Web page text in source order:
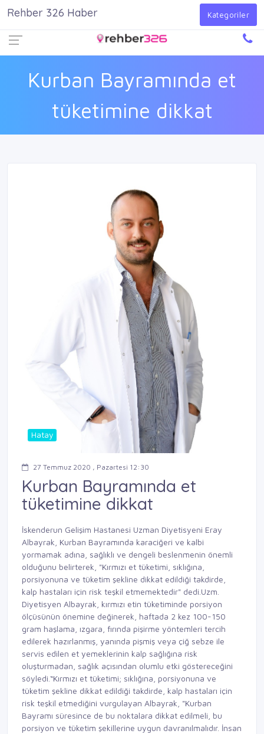
Giriş Yap
Kurban Bayramında et
tüketimine dikkat
Rehber 326 Haber Kategoriler
Hatay
27 Temmuz 2020 , Pazartesi 12:30
Kurban Bayramında et
tüketimine dikkat
İskenderun Gelişim Hastanesi Uzman Diyetisyeni Eray
Albayrak, Kurban Bayramında karaciğeri ve kalbi
yormamak adına, sağlıklı ve dengeli beslenmenin önemli
olduğunu belirterek, "Kırmızı et tüketimi, sıklığına,
porsiyonuna ve tüketim şekline dikkat edildiği takdirde,
kalp hastaları için risk teşkil etmemektedir" dedi.Uzm.
Diyetisyen Albayrak, kırmızı etin tüketiminde porsiyon
ölçüsünün önemine değinerek, haftada 2 kez 100-150
gram haşlama, ızgara, fırında pişirme yöntemleri tercih
edilerek hazırlanmış, yanında pişmiş veya çiğ sebze ile
servis edilen et yemeklerinin kalp sağlığına risk
oluşturmadan, sağlık açısından olumlu etki göstereceğini
söyledi.“Kırmızı et tüketimi; sıklığına, porsiyonuna ve
tüketim şekline dikkat edildiği takdirde, kalp hastaları için
risk teşkil etmediğini vurgulayan Albayrak, "Kurban
Bayramı süresince de bu noktalara dikkat edilmeli, bu
porsiyon ve tüketim şekillerine uygun davranılmalıdır. İnsan